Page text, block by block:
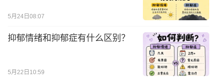
5月24日08:07
抑郁情绪和抑郁症有什么区别？
5月22日10:59